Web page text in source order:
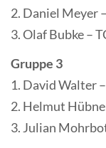
2. Daniel Meyer
3. Olaf Bubke –
Gruppe 3
1. David Walter
2. Helmut
3. Julian